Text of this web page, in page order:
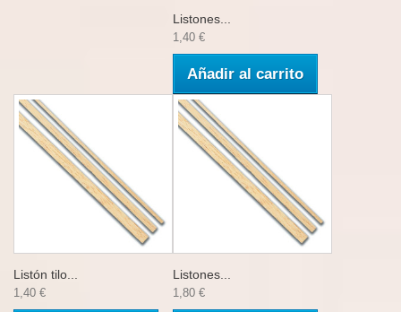
Listones...
1,40 €
Añadir al carrito
Listón tilo...
1,40 €
Listones...
1,80 €